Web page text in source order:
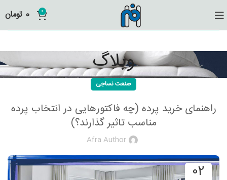
0
0 تومان
وبلاگ
صنعت نساجی
راهنمای خرید پرده (چه فاکتورهایی در انتخاب پرده
مناسب تاثیر گذارند؟)
Afra Author
02